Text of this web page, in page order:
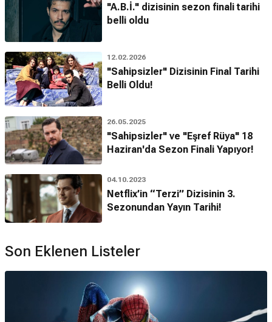
"A.B.İ." dizisinin sezon finali tarihi
belli oldu
12.02.2026
"Sahipsizler" Dizisinin Final Tarihi
Belli Oldu!
26.05.2025
"Sahipsizler" ve "Eşref Rüya" 18
Haziran'da Sezon Finali Yapıyor!
04.10.2023
Netflix’in “Terzi” Dizisinin 3.
Sezonundan Yayın Tarihi!
Son Eklenen Listeler